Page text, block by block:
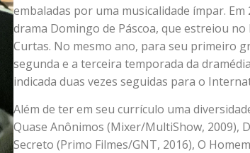
embaladas por uma musicalidade ímpar.
drama Domingo de Páscoa, que estreiou
Curtas. No mesmo ano, para seu primeiro
segunda e a terceira temporada da
indicada duas vezes seguidas para o
Além de ter em seu currículo uma
Quase Anônimos (Mixer/MultiShow, 2009),
Secreto (Primo Filmes/GNT, 2016), O